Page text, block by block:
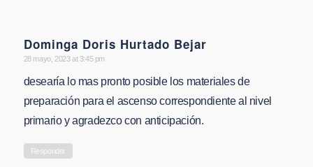
Dominga Doris Hurtado Bejar
says:
28 mayo, 2023 at 3:45 pm
desearía lo mas pronto posible los materiales de
preparación para el ascenso correspondiente al nivel
primario y agradezco con anticipación.
Responder